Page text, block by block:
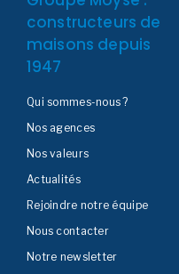
constructeurs de
maisons depuis
1947
Qui sommes-nous ?
Nos agences
Nos valeurs
Actualités
Rejoindre notre équipe
Nous contacter
Notre newsletter